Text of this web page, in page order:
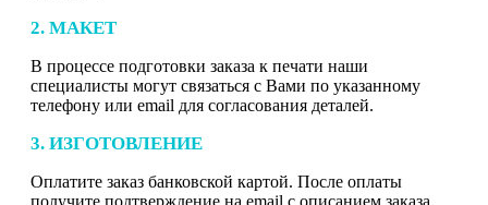
2. МАКЕТ
В процессе подготовки заказа к печати наши
специалисты могут связаться с Вами по указанному
телефону или email для согласования деталей.
3. ИЗГОТОВЛЕНИЕ
Оплатите заказ банковской картой. После оплаты
получите подтверждение на email с описанием заказа.